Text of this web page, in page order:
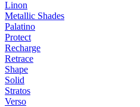
Linon
Metallic Shades
Palatino
Protect
Recharge
Retrace
Shape
Solid
Stratos
Verso